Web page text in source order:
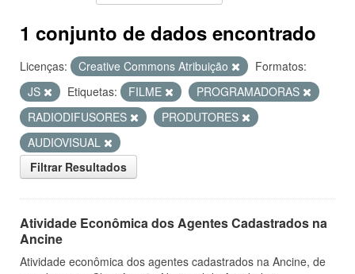
1 conjunto de dados encontrado
Licenças: Creative Commons Atribuição
Formatos:
JS
Etiquetas: FILME
PROGRAMADORAS
RADIODIFUSORES
PRODUTORES
AUDIOVISUAL
Filtrar Resultados
Atividade Econômica dos Agentes Cadastrados na
Ancine
Atividade econômica dos agentes cadastrados na Ancine, de